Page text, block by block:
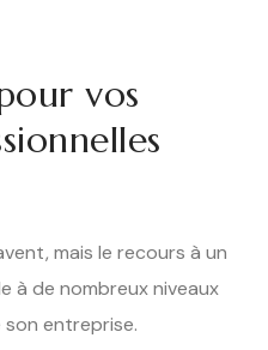
vos
mais le recours à un
à de nombreux niveaux
entreprise.